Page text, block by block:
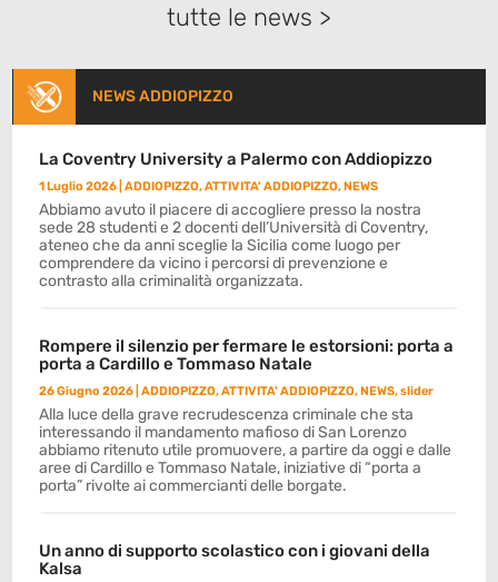
tutte le news >
NEWS ADDIOPIZZO
La Coventry University a Palermo con Addiopizzo
1 Luglio 2026 |ADDIOPIZZO,ATTIVITA' ADDIOPIZZO,NEWS
Abbiamo avuto il piacere di accogliere presso la nostra
sede 28 studenti e 2 docenti dell’Università di Coventry,
ateneo che da anni sceglie la Sicilia come luogo per
comprendere da vicino i percorsi di prevenzione e
contrasto alla criminalità organizzata.
Rompere il silenzio per fermare le estorsioni: porta a
porta a Cardillo e Tommaso Natale
26 Giugno 2026 |ADDIOPIZZO,ATTIVITA' ADDIOPIZZO,NEWS,slider
Alla luce della grave recrudescenza criminale che sta
interessando il mandamento mafioso di San Lorenzo
abbiamo ritenuto utile promuovere, a partire da oggi e dalle
aree di Cardillo e Tommaso Natale, iniziative di “porta a
porta” rivolte ai commercianti delle borgate.
Un anno di supporto scolastico con i giovani della
Kalsa